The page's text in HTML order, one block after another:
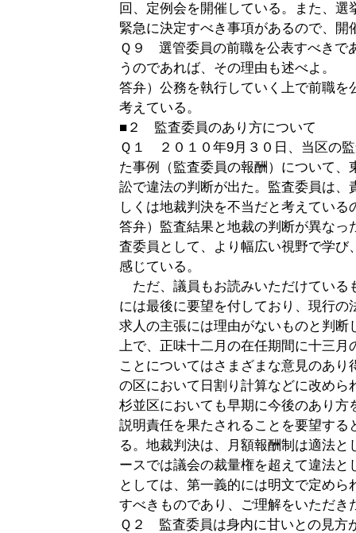
回、定例会を開催している。また、選
緊急に決定すべき事項があるので、開
Ｑ９ 選管委員の前職を公表すべきで
うのであれば、その理由も述べよ。
答弁）公務を執行していく上で前職を
考えている。
■２ 監査委員のあり方について
Ｑ１ ２０１０年9月３０日、当区の
た事例（監査委員の報酬）について、
訟で違法の判断が出た。監査委員は、
しくは地裁判決を不当だと考えている
答弁）監査結果と地裁の判断が異なっ
査委員として、より幅広い視野で学び
感じている。
ただ、議員もお読みいただけている
には最後に要望を付しており、現行の
求人の主張には理由がないものと判断
上で、正味十二月の在任期間に十三月
ことについてはさまざまな意見のあり
の区において日割り計算などに改めら
杉並区においても早期に今後のあり方
説明責任を果たされることを要望する
る。地裁判決は、月額報酬制は適法と
ースでは議会の裁量権を超えて違法と
としては、第一義的には明文で定めら
すべきものであり、ご理解をいただき
Ｑ２ 監査委員は身内に甘いとの見方